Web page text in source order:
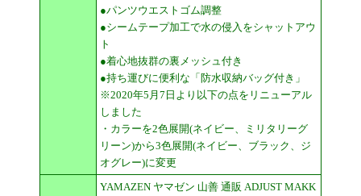
●パンツウエストゴム調整
●シームテープ加工で水の侵入をシャットアウ
ト
●着心地抜群の裏メッシュ付き
●持ち運びに便利な「防水収納バッグ付き」
※2020年5月7日より以下の点をリニューアル
しました
・カラーを2色展開(ネイビー、ミリタリーグ
リーン)から3色展開(ネイビー、ブラック、ジ
オグレー)に変更
YAMAZEN ヤマゼン 山善 通販 ADJUST MAKK